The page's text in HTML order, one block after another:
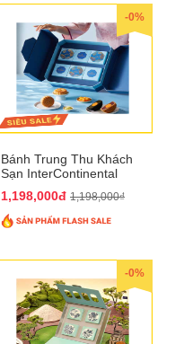
-0%
Bánh Trung Thu Khách
Sạn InterContinental
QTTT27
1,198,000đ 1,198,000₫
-0%